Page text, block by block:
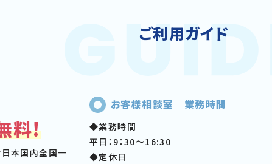
ご利用ガイド
料!
日本国内全国一
お客様相談室 業務時間
◆業務時間
平日：9：30～16:30
◆定休日